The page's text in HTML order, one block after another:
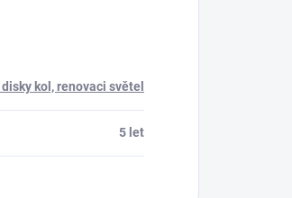
disky kol, renovaci světel
5 let